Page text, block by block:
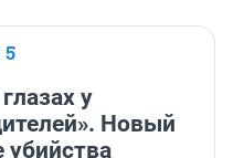
у
Новый
убийства